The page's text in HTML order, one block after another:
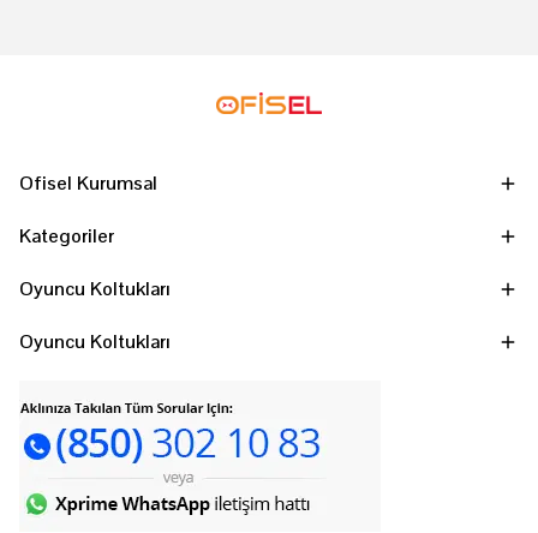
Ofisel Kurumsal
Kategoriler
Oyuncu Koltukları
Oyuncu Koltukları